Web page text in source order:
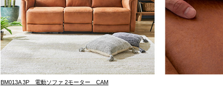
BM013A 3P 電動ソファ 2モーター CAM